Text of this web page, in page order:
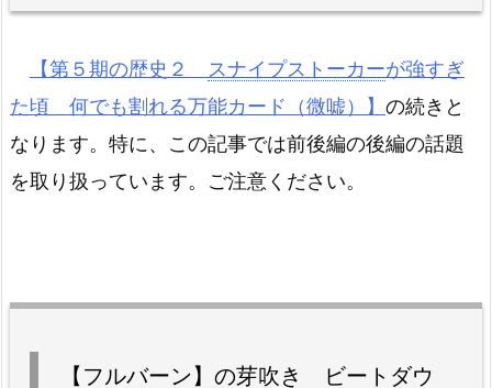
【第５期の歴史２ スナイプストーカーが強すぎ
た頃 何でも割れる万能カード（微嘘）】 の続きと
なります。特に、この記事では前後編の後編の話題
を取り扱っています。ご注意ください。
【フルバーン】の芽吹き ビートダウ